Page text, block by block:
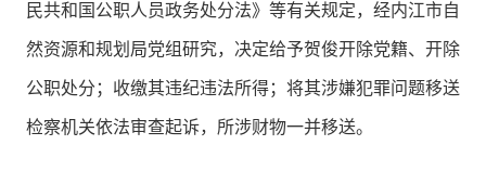
民共和国公职人员政务处分法》等有关规定，经内江市自
然资源和规划局党组研究，决定给予贺俊开除党籍、开除
公职处分；收缴其违纪违法所得；将其涉嫌犯罪问题移送
检察机关依法审查起诉，所涉财物一并移送。